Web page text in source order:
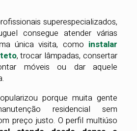
superespecializados,
consegue atender várias
única visita, como instalar
, trocar lâmpadas, consertar
móveis ou dar aquele
porque muita gente
residencial sem
preço justo. O perfil multiúso